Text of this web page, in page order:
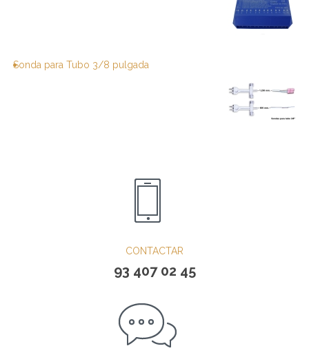
Sonda para Tubo 3/8 pulgada
CONTACTAR
93 407 02 45